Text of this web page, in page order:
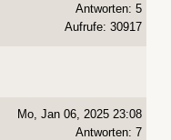
Antworten: 5
Aufrufe: 30917
Mo, Jan 06, 2025 23:08
Antworten: 7